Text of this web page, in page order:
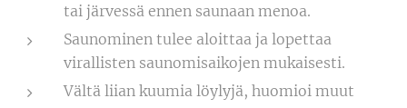
tai järvessä ennen saunaan menoa.
Saunominen tulee aloittaa ja lopettaa
virallisten saunomisaikojen mukaisesti.
Vältä liian kuumia löylyjä, huomioi muut